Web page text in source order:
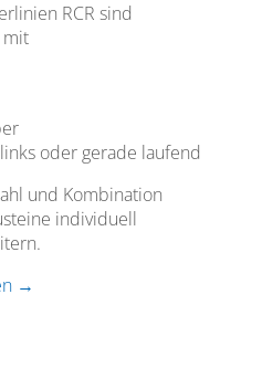
RCR sind
mit
oder gerade laufend
und Kombination
individuell